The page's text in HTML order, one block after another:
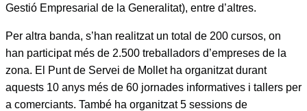
Gestió Empresarial de la Generalitat), entre d’altres.
Per altra banda, s’han realitzat un total de 200 cursos, on
han participat més de 2.500 treballadors d’empreses de la
zona. El Punt de Servei de Mollet ha organitzat durant
aquests 10 anys més de 60 jornades informatives i tallers per
a comerciants. També ha organitzat 5 sessions de